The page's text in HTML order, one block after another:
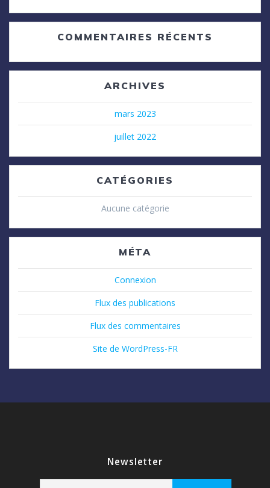
COMMENTAIRES RÉCENTS
ARCHIVES
mars 2023
juillet 2022
CATÉGORIES
Aucune catégorie
MÉTA
Connexion
Flux des publications
Flux des commentaires
Site de WordPress-FR
Newsletter